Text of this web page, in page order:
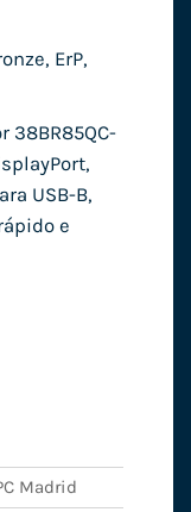
ErP,
38BR85QC-
USB-B,
e
Madrid